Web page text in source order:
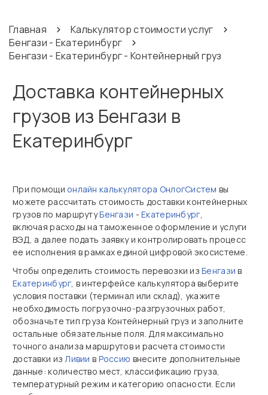
Главная
Калькулятор стоимости услуг
Бенгази - Екатеринбург
Бенгази - Екатеринбург - Контейнерный груз
Доставка контейнерных
грузов из Бенгази в
Екатеринбург
При помощи онлайн калькулятора ОнлогСистем вы
можете рассчитать стоимость доставки контейнерных
грузов по маршрутуБенгази -Екатеринбург,
включая расходы на таможенное оформление и услуги
ВЭД, а далее подать заявку и контролировать процесс
ее исполнения в рамках единой цифровой экосистеме.
Чтобы определить стоимость перевозки изБенгази в
Екатеринбург, в интерфейсе калькулятора выберите
условия поставки (терминал или склад), укажите
необходимость погрузочно‑разгрузочных работ,
обозначьте тип груза Контейнерный груз и заполните
остальные обязательные поля. Для максимально
точного анализа маршрутов и расчета стоимости
доставки изЛивии в Россию внесите дополнительные
данные: количество мест, классификацию груза,
температурный режим и категорию опасности. Если